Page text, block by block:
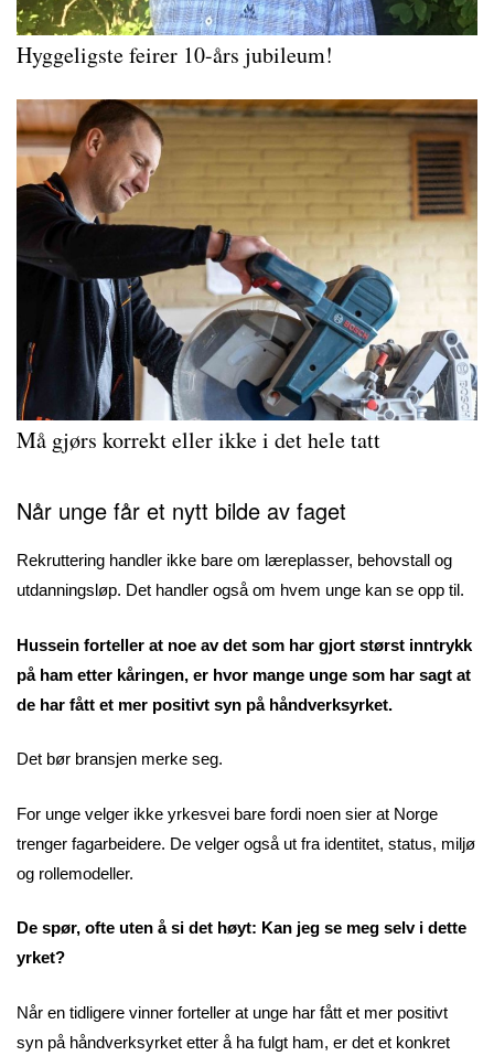
Hyggeligste feirer 10-års jubileum!
Må gjørs korrekt eller ikke i det hele tatt
Når unge får et nytt bilde av faget
Rekruttering handler ikke bare om læreplasser, behovstall og
utdanningsløp. Det handler også om hvem unge kan se opp til.
Hussein forteller at noe av det som har gjort størst inntrykk
på ham etter kåringen, er hvor mange unge som har sagt at
de har fått et mer positivt syn på håndverksyrket.
Det bør bransjen merke seg.
For unge velger ikke yrkesvei bare fordi noen sier at Norge
trenger fagarbeidere. De velger også ut fra identitet, status, miljø
og rollemodeller.
De spør, ofte uten å si det høyt: Kan jeg se meg selv i dette
yrket?
Når en tidligere vinner forteller at unge har fått et mer positivt
syn på håndverksyrket etter å ha fulgt ham, er det et konkret